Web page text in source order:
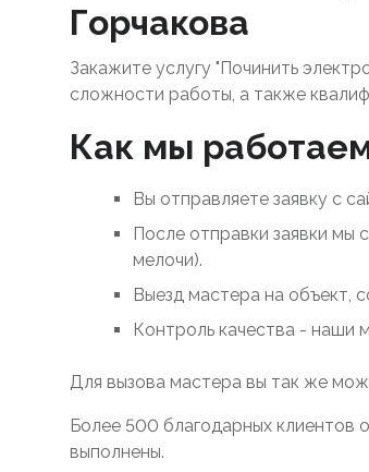
Горчакова
Закажите услугу "Починить
сложности работы, а также
Как мы
Вы отправляете заявку с
После отправки заявки мы
мелочи).
Выезд мастера на объект,
Контроль качества - наши
Для вызова мастера вы так же
Более 500 благодарных клиентов
выполнены.